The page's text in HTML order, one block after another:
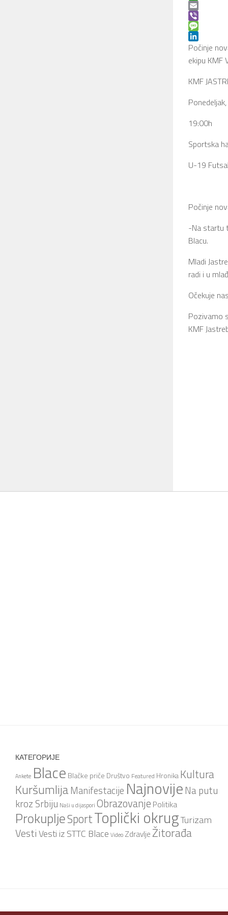
WhatsApp
Email
Viber
Message
LinkedIn
Počinje
ekipu KMF
KMF
19:00h
Sportska
U-19
Počinje
-Na startu
Blacu.
Mladi
radi i u
Očekuje
Pozivamo
KMF
КАТЕГОРИЈЕ
Ankete Blace Blačke priče Društvo Featured Hronika Kultura
KuršumlijaManifestacije NajnovijeNa putu
kroz Srbiju Naši u dijaspori Obrazovanje Politika
ProkupljeSportToplički okrugTurizam
VestiVesti iz STTC Blace Video Zdravlje Žitorađa